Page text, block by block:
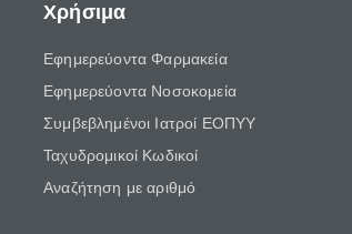
Χρήσιμα
Εφημερεύοντα Φαρμακεία
Εφημερεύοντα Νοσοκομεία
Συμβεβλημένοι Ιατροί ΕΟΠΥΥ
Ταχυδρομικοί Κωδικοί
Αναζήτηση με αριθμό